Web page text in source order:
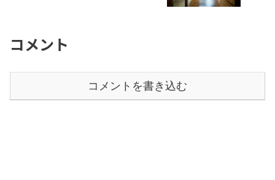
コメント
コメントを書き込む